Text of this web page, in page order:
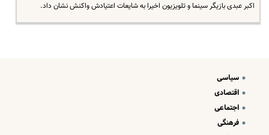
اکبر عبدی بازیگر سینما و تلویزیون اخیرا به شایعات اعتیادش واکنش نشان داد.
سیاسی
اقتصادی
اجتماعی
فرهنگی